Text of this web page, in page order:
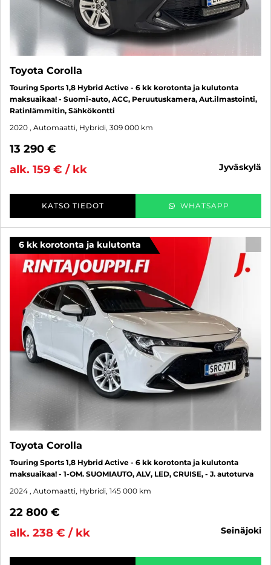
Toyota Corolla
Touring Sports 1,8 Hybrid Active - 6 kk korotonta ja kulutonta
maksuaikaa! - Suomi-auto, ACC, Peruutuskamera, Aut.ilmastointi,
Ratinlämmitin, Sähkökontti
2020 , Automaatti, Hybridi, 309 000 km
13 290 €
alk. 159 € / kk
jyväskylä
KATSO TIEDOT WHATSAPP
6 kk korotonta ja kulutonta
Toyota Corolla
Touring Sports 1,8 Hybrid Active - 6 kk korotonta ja kulutonta
maksuaikaa! - 1-OM. SUOMIAUTO, ALV, LED, CRUISE, - J. autoturva
2024 , Automaatti, Hybridi, 145 000 km
22 800 €
alk. 238 € / kk
seinäjoki